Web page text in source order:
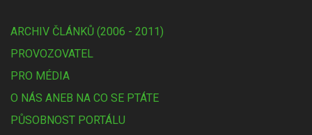
ARCHIV ČLÁNKŮ (2006 - 2011)
PROVOZOVATEL
PRO MÉDIA
O NÁS ANEB NA CO SE PTÁTE
PŮSOBNOST PORTÁLU